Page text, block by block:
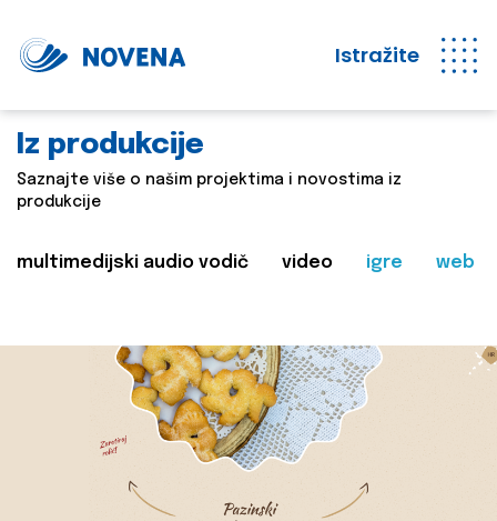
Istražite
Iz produkcije
Saznajte više o našim projektima i novostima iz
produkcije
multimedijski audio vodič video igre web